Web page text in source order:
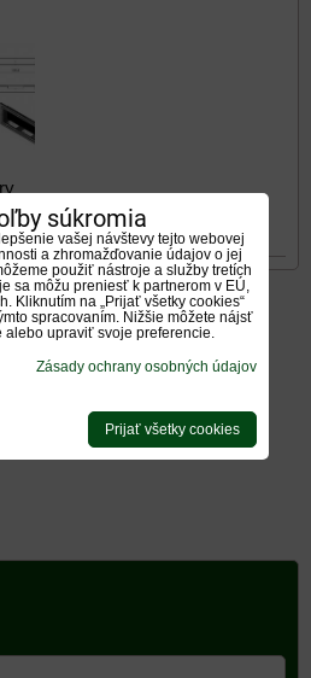
súkromia
vašej návštevy tejto webovej
a zhromažďovanie údajov o jej
použiť nástroje a služby tretích
sa môžu preniesť k partnerom v EÚ,
Kliknutím na „Prijať všetky cookies“
spracovaním. Nižšie môžete nájsť
upraviť svoje preferencie.
Zásady ochrany osobných údajov
Prijať všetky cookies